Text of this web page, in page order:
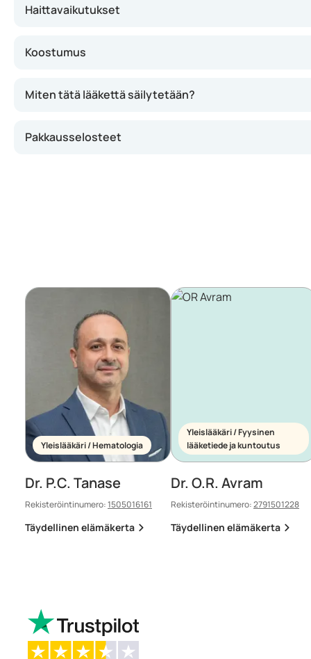
Haittavaikutukset
Koostumus
Miten tätä lääkettä säilytetään?
Pakkausselosteet
Yleislääkäri / Hematologia
Dr. P.C. Tanase
Rekisteröintinumero:1505016161
Täydellinen elämäkerta
Yleislääkäri / Fyysinen
lääketiede ja kuntoutus
Dr. O.R. Avram
Rekisteröintinumero:2791501228
Täydellinen elämäkerta